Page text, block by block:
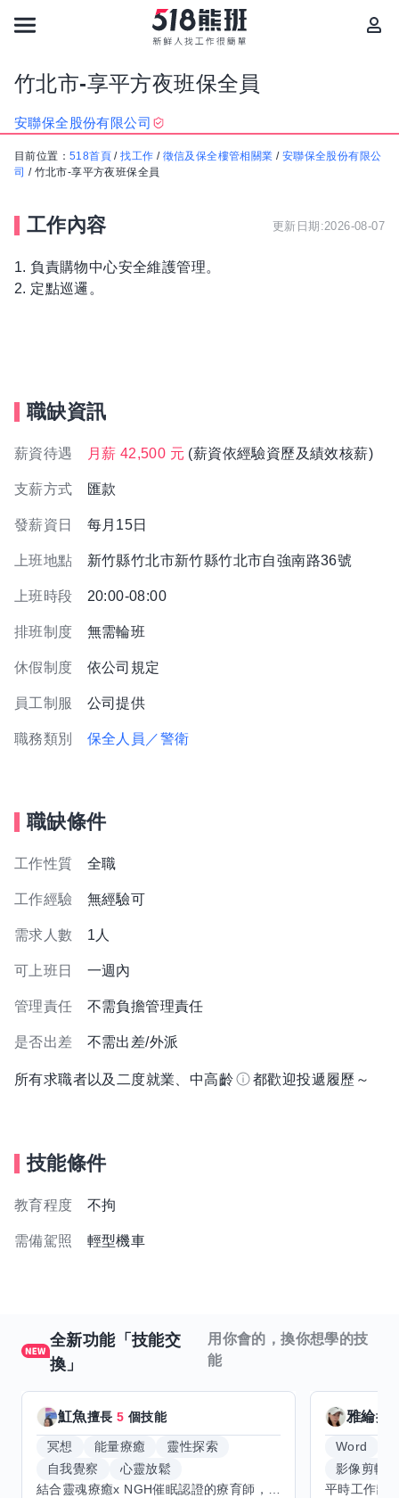
竹北市-享平方夜班保全員
安聯保全股份有限公司
目前位置： 518首頁 /找工作 / 徵信及保全樓管相關業 / 安聯保全股份有限公
司 / 竹北市-享平方夜班保全員
工作內容 更新日期:2026-08-07
1. 負責購物中心安全維護管理。
2. 定點巡邏。
職缺資訊
薪資待遇 月薪 42,500 元 (薪資依經驗資歷及績效核薪)
支薪方式 匯款
發薪資日 每月15日
上班地點 新竹縣竹北市新竹縣竹北市自強南路36號
上班時段 20:00-08:00
排班制度 無需輪班
休假制度 依公司規定
員工制服 公司提供
職務類別 保全人員／警衛
職缺條件
工作性質 全職
工作經驗 無經驗可
需求人數 1人
可上班日 一週內
管理責任 不需負擔管理責任
是否出差 不需出差/外派
所有求職者以及二度就業、中高齡 都歡迎投遞履歷～
技能條件
教育程度 不拘
需備駕照 輕型機車
全新功能「技能交
換」
用你會的，換你想學的技
能
魟魚擅長5 個技能
冥想 能量療癒
靈性探索
自我覺察
心靈放鬆
雅綸擅
Word
影像剪輯